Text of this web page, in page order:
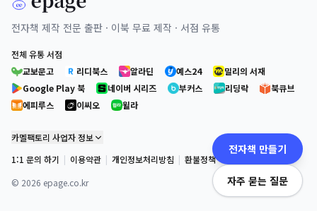
전자책 제작 전문 출판 · 이북 무료 제작 · 서점 유통
전체 유통 서점
교보문고
리디북스 알라딘 예스24
밀리의 서재
Google Play 북
네이버 시리즈 부커스 리딩락
북큐브
에피루스
이씨오 윌라
카멜팩토리 사업자 정보
1:1 문의 하기 | 이용약관 | 개인정보처리방침 | 환불정책
© 2026 epage.co.kr
전자책 만들기
자주 묻는 질문